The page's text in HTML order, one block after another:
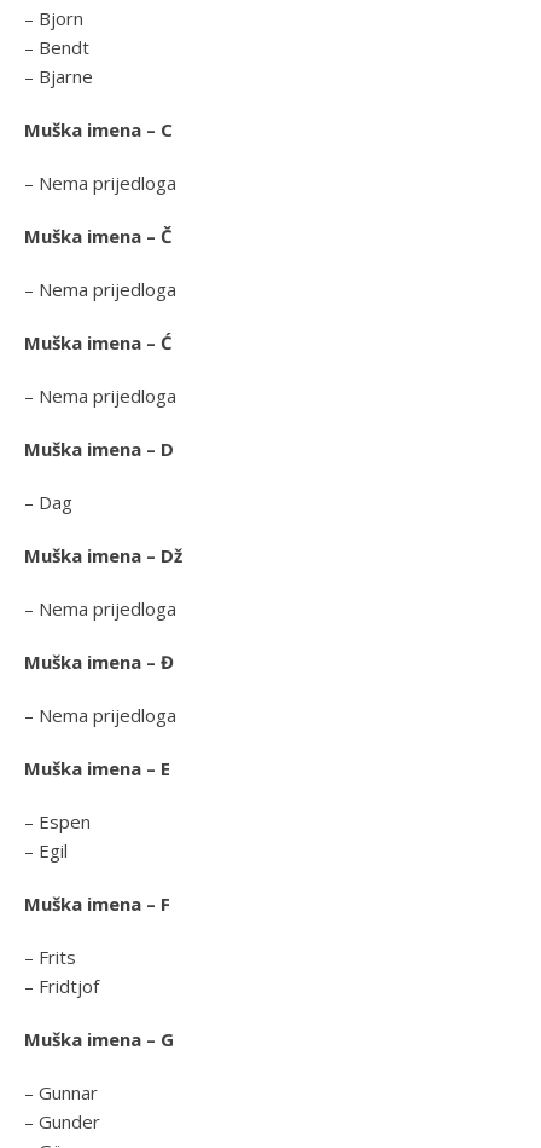
– Bjorn
– Bendt
– Bjarne
Muška imena – C
– Nema prijedloga
Muška imena – Č
– Nema prijedloga
Muška imena – Ć
– Nema prijedloga
Muška imena – D
– Dag
Muška imena – Dž
– Nema prijedloga
Muška imena – Đ
– Nema prijedloga
Muška imena – E
– Espen
– Egil
Muška imena – F
– Frits
– Fridtjof
Muška imena – G
– Gunnar
– Gunder